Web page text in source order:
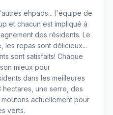
ehpads... l'équipe de
et chacun est impliqué à
des résidents. Le
les repas sont délicieux...
sont satisfaits! Chaque
mieux pour
dans les meilleures
hectares, une serre, des
actuellement pour
verts.